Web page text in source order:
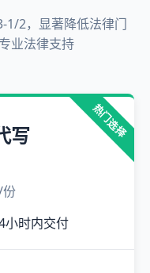
1/2，显著降低法律门
业法律支持
热门选择
写
小时内交付